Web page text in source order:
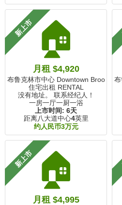
新上市🏠
月租 $4,920
布鲁克林市中心 Downtown Brooklyn,
住宅出租 RENTAL
没有地址。 联系经纪人！
一房一厅一厨一浴
上市时间: 6天
距离八大道中心4英里
约人民币3万元
新上市🏠
月租 $4,995